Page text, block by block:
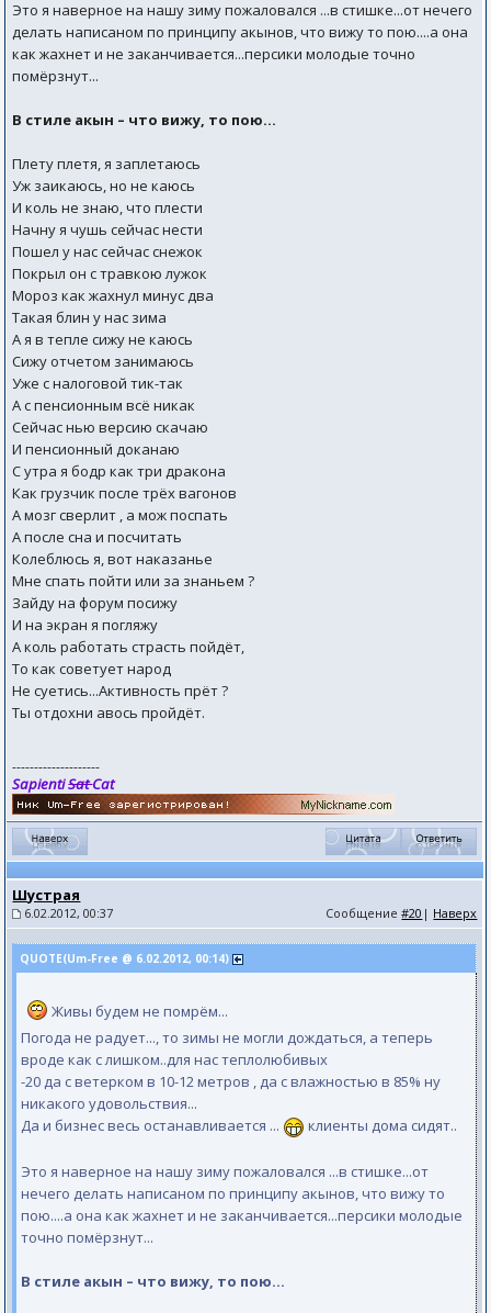
Это я наверное на нашу зиму пожаловался ...в стишке...от нечего
делать написаном по принципу акынов, что вижу то пою....а она
как жахнет и не заканчивается...персики молодые точно
помёрзнут...
В стиле акын – что вижу, то пою...
Плету плетя, я заплетаюсь
Уж заикаюсь, но не каюсь
И коль не знаю, что плести
Начну я чушь сейчас нести
Пошел у нас сейчас снежок
Покрыл он с травкою лужок
Мороз как жахнул минус два
Такая блин у нас зима
А я в тепле сижу не каюсь
Сижу отчетом занимаюсь
Уже с налоговой тик-так
А с пенсионным всё никак
Сейчас нью версию скачаю
И пенсионный доканаю
С утра я бодр как три дракона
Как грузчик после трёх вагонов
А мозг сверлит , а мож поспать
А после сна и посчитать
Колеблюсь я, вот наказанье
Мне спать пойти или за знаньем ?
Зайду на форум посижу
И на экран я погляжу
А коль работать страсть пойдёт,
То как советует народ
Не суетись...Активность прёт ?
Ты отдохни авось пройдёт.
--------------------
SapientiSatCat
Шустрая
6.02.2012, 00:37 Сообщение#20 | Наверх
QUOTE(Um-Free @ 6.02.2012, 00:14)
Живы будем не помрём...
Погода не радует..., то зимы не могли дождаться, а теперь
вроде как с лишком..для нас теплолюбивых
-20 да с ветерком в 10-12 метров , да с влажностью в 85% ну
никакого удовольствия...
Да и бизнес весь останавливается ...
клиенты дома сидят..
Это я наверное на нашу зиму пожаловался ...в стишке...от
нечего делать написаном по принципу акынов, что вижу то
пою....а она как жахнет и не заканчивается...персики молодые
точно помёрзнут...
В стиле акын – что вижу, то пою...